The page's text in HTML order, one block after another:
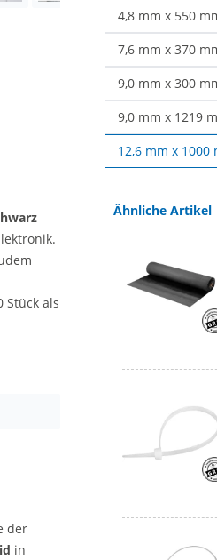
UV beständige
4,8 mm x 550
Kabelbinder
7,6 mm x 370
Schwarze
9,0 mm x 300
Kabelbinder
9,0 mm x 1219
Kabelbinder
12,6 mm x 1000
Stück als
der
in
Ähnliche Artikel